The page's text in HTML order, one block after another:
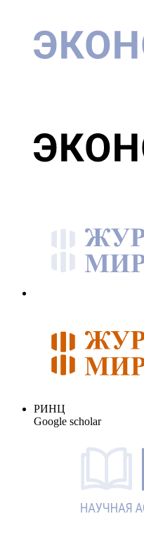
РИНЦ
Google scholar